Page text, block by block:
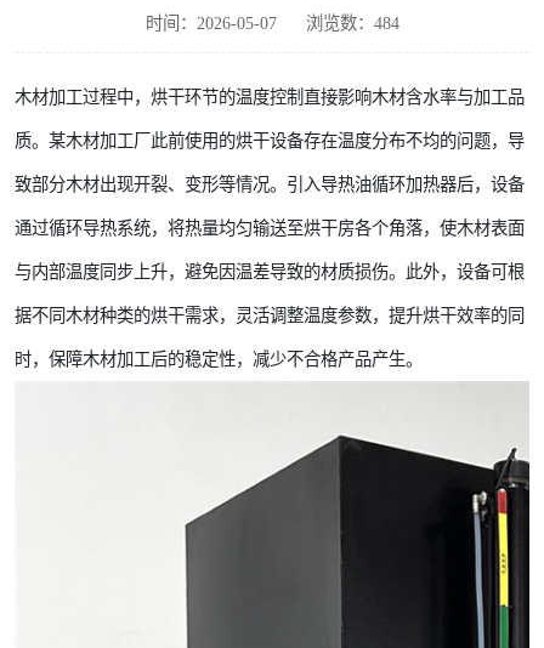
时间：2026-05-07 浏览数：484
木材加工过程中，烘干环节的温度控制直接影响木材含水率与加工品
质。某木材加工厂此前使用的烘干设备存在温度分布不均的问题，导
致部分木材出现开裂、变形等情况。引入导热油循环加热器后，设备
通过循环导热系统，将热量均匀输送至烘干房各个角落，使木材表面
与内部温度同步上升，避免因温差导致的材质损伤。此外，设备可根
据不同木材种类的烘干需求，灵活调整温度参数，提升烘干效率的同
时，保障木材加工后的稳定性，减少不合格产品产生。